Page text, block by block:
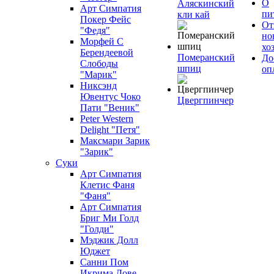
Арт Симпатия
Покер Фейс
"Федя"
Морфей С
Берендеевой
Слободы
"Марик"
Никсэнд
Ювентус Чоко
Пати "Веник"
Peter Western
Delight "Петя"
Максмари Зарик
"Зарик"
Суки
Арт Симпатия
Клетис Фаня
"Фаня"
Арт Симпатия
Бриг Ми Голд
"Голди"
Мэджик Долл
Юджет
Санни Пом
Аляскинский
кли кай
Померанский
шпиц
Цвергпинчер
О